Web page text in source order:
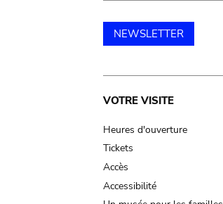
NEWSLETTER
Main
navigation
VOTRE VISITE
Heures d'ouverture
Tickets
Accès
Accessibilité